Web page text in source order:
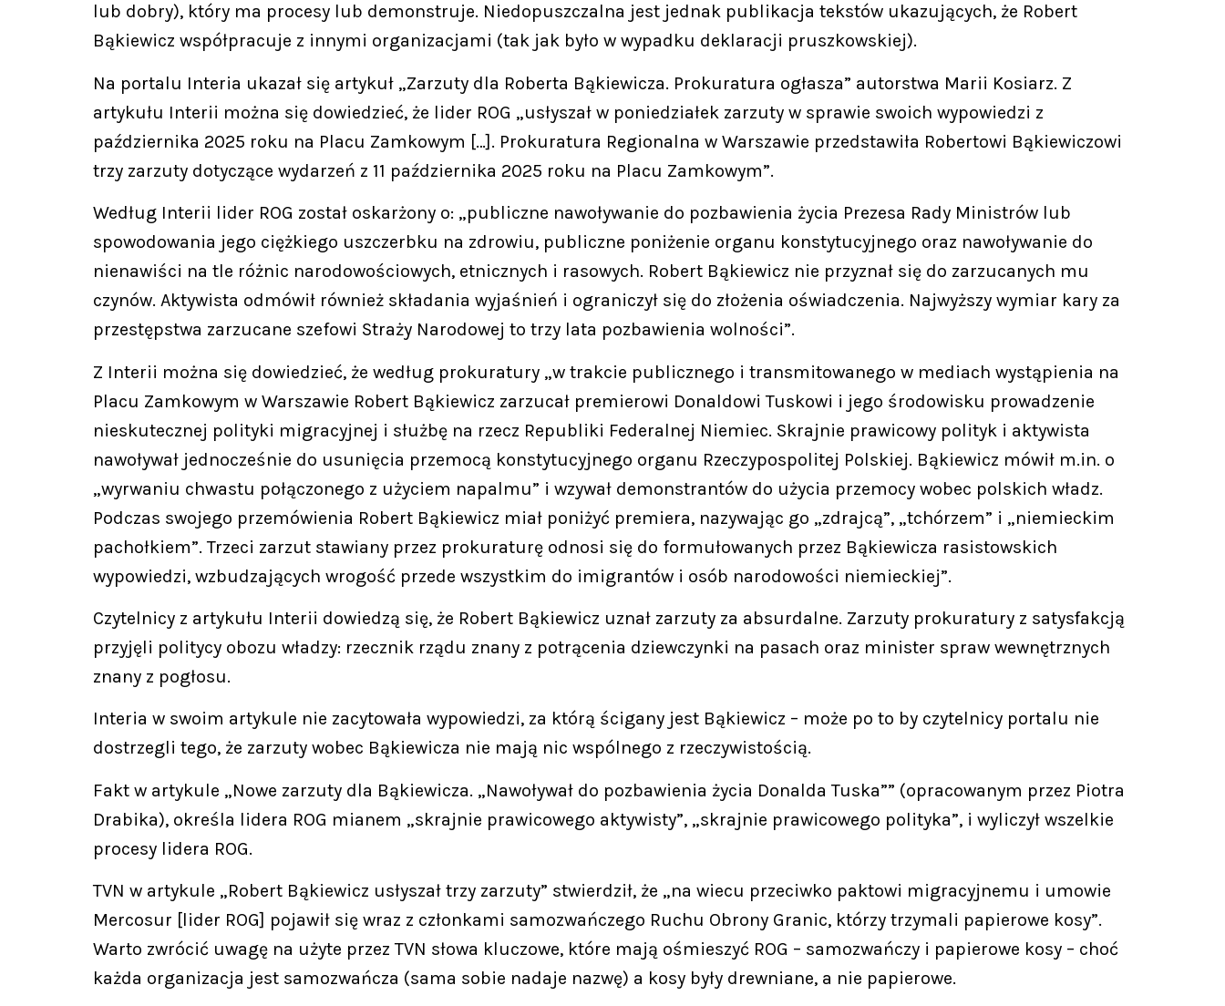
lub dobry), który ma procesy lub demonstruje. Niedopuszczalna jest jednak publikacja tekstów ukazujących, że Robert
Bąkiewicz współpracuje z innymi organizacjami (tak jak było w wypadku deklaracji pruszkowskiej).
Na portalu Interia ukazał się artykuł „Zarzuty dla Roberta Bąkiewicza. Prokuratura ogłasza” autorstwa Marii Kosiarz. Z
artykułu Interii można się dowiedzieć, że lider ROG „usłyszał w poniedziałek zarzuty w sprawie swoich wypowiedzi z
października 2025 roku na Placu Zamkowym […]. Prokuratura Regionalna w Warszawie przedstawiła Robertowi Bąkiewiczowi
trzy zarzuty dotyczące wydarzeń z 11 października 2025 roku na Placu Zamkowym”.
Według Interii lider ROG został oskarżony o: „publiczne nawoływanie do pozbawienia życia Prezesa Rady Ministrów lub
spowodowania jego ciężkiego uszczerbku na zdrowiu, publiczne poniżenie organu konstytucyjnego oraz nawoływanie do
nienawiści na tle różnic narodowościowych, etnicznych i rasowych. Robert Bąkiewicz nie przyznał się do zarzucanych mu
czynów. Aktywista odmówił również składania wyjaśnień i ograniczył się do złożenia oświadczenia. Najwyższy wymiar kary za
przestępstwa zarzucane szefowi Straży Narodowej to trzy lata pozbawienia wolności”.
Z Interii można się dowiedzieć, że według prokuratury „w trakcie publicznego i transmitowanego w mediach wystąpienia na
Placu Zamkowym w Warszawie Robert Bąkiewicz zarzucał premierowi Donaldowi Tuskowi i jego środowisku prowadzenie
nieskutecznej polityki migracyjnej i służbę na rzecz Republiki Federalnej Niemiec. Skrajnie prawicowy polityk i aktywista
nawoływał jednocześnie do usunięcia przemocą konstytucyjnego organu Rzeczypospolitej Polskiej. Bąkiewicz mówił m.in. o
„wyrwaniu chwastu połączonego z użyciem napalmu” i wzywał demonstrantów do użycia przemocy wobec polskich władz.
Podczas swojego przemówienia Robert Bąkiewicz miał poniżyć premiera, nazywając go „zdrajcą”, „tchórzem” i „niemieckim
pachołkiem”. Trzeci zarzut stawiany przez prokuraturę odnosi się do formułowanych przez Bąkiewicza rasistowskich
wypowiedzi, wzbudzających wrogość przede wszystkim do imigrantów i osób narodowości niemieckiej”.
Czytelnicy z artykułu Interii dowiedzą się, że Robert Bąkiewicz uznał zarzuty za absurdalne. Zarzuty prokuratury z satysfakcją
przyjęli politycy obozu władzy: rzecznik rządu znany z potrącenia dziewczynki na pasach oraz minister spraw wewnętrznych
znany z pogłosu.
Interia w swoim artykule nie zacytowała wypowiedzi, za którą ścigany jest Bąkiewicz – może po to by czytelnicy portalu nie
dostrzegli tego, że zarzuty wobec Bąkiewicza nie mają nic wspólnego z rzeczywistością.
Fakt w artykule „Nowe zarzuty dla Bąkiewicza. „Nawoływał do pozbawienia życia Donalda Tuska”” (opracowanym przez Piotra
Drabika), określa lidera ROG mianem „skrajnie prawicowego aktywisty”, „skrajnie prawicowego polityka”, i wyliczył wszelkie
procesy lidera ROG.
TVN w artykule „Robert Bąkiewicz usłyszał trzy zarzuty” stwierdził, że „na wiecu przeciwko paktowi migracyjnemu i umowie
Mercosur [lider ROG] pojawił się wraz z członkami samozwańczego Ruchu Obrony Granic, którzy trzymali papierowe kosy”.
Warto zwrócić uwagę na użyte przez TVN słowa kluczowe, które mają ośmieszyć ROG – samozwańczy i papierowe kosy – choć
każda organizacja jest samozwańcza (sama sobie nadaje nazwę) a kosy były drewniane, a nie papierowe.